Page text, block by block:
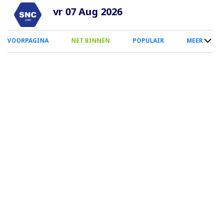
Overslaan
naar
inhoud
vr 07 Aug 2026
0
Smartphone
VOORPAGINA NET BINNEN POPULAIR MEER